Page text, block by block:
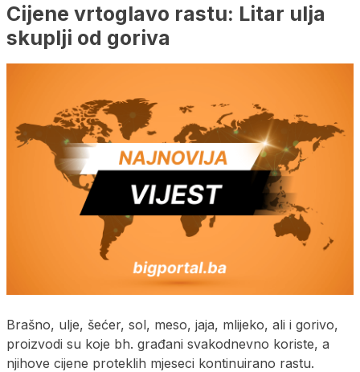
Cijene vrtoglavo rastu: Litar ulja
skuplji od goriva
Brašno, ulje, šećer, sol, meso, jaja, mlijeko, ali i gorivo,
proizvodi su koje bh. građani svakodnevno koriste, a
njihove cijene proteklih mjeseci kontinuirano rastu.